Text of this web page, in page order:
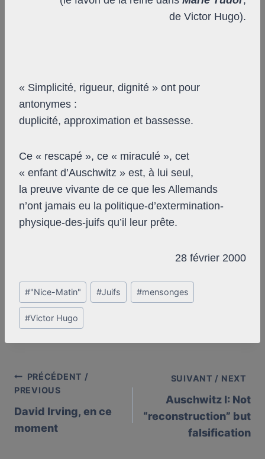
de Victor Hugo).
« Simplicité, rigueur, dignité » ont pour
antonymes :
duplicité, approximation et bassesse.
Ce « rescapé », ce « miraculé », cet
« enfant d’Auschwitz » est, à lui seul,
la preuve vivante de ce que les Allemands
n’ont jamais eu la politique-d’extermination-
physique-des-juifs qu’il leur prête.
28 février 2000
Post
Tags:
#"Nice-Matin" #Juifs #mensonges
#Victor Hugo
Post
navigation
PRÉCÉDENT /
PREVIOUS
David Irving, en ce
moment
SUIVANT / NEXT
Auschwitz I: Not
“reconstruction” but
falsification